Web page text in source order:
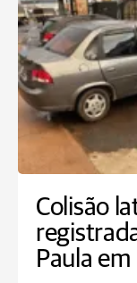
Colisão
Paula em